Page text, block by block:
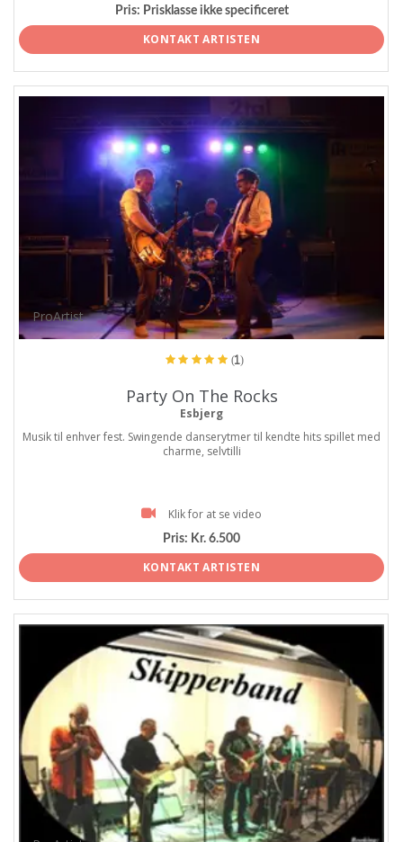
Pris: Prisklasse ikke specificeret
KONTAKT ARTISTEN
ProArtist
(1)
Party On The Rocks
Esbjerg
Musik til enhver fest. Swingende danserytmer til kendte hits spillet med
charme, selvtilli
Klik for at se video
Pris: Kr. 6.500
KONTAKT ARTISTEN